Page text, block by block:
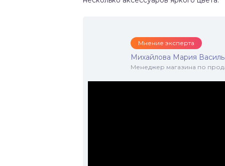
Мнение эксперта
Михайлова Мария
Менеджер магазина по